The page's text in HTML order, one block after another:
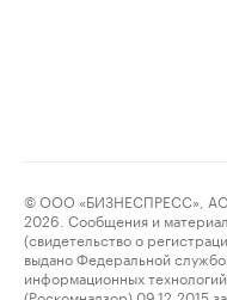
© ООО «БИЗНЕСПРЕСС»,
2026. Сообщения и
(свидетельство о
выдано Федеральной
информационных